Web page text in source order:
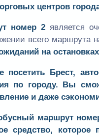
центров
номер 2является
всего маршрута
на
посетить Брест,
по городу. Вы
и даже
маршрут
средство,